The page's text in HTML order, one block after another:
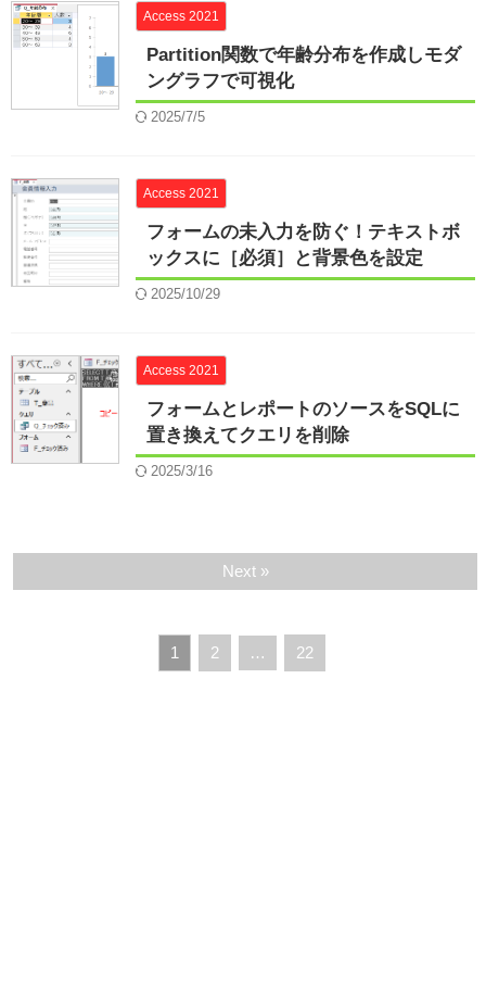
Access 2021
Partition関数で年齢分布を作成しモダ
ングラフで可視化
2025/7/5
Access 2021
フォームの未入力を防ぐ！テキストボ
ックスに［必須］と背景色を設定
2025/10/29
Access 2021
フォームとレポートのソースをSQLに
置き換えてクエリを削除
2025/3/16
1 2 … 22
Next »